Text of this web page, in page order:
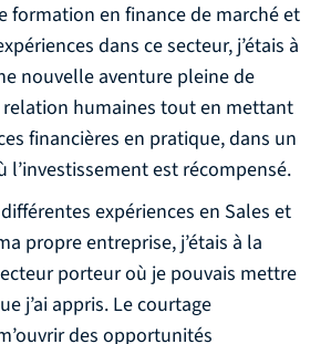
formation en finance de marché et
dans ce secteur, j’étais à
nouvelle aventure pleine de
humaines tout en mettant
financières en pratique, dans un
est récompensé.
expériences en Sales et
propre entreprise, j’étais à la
porteur où je pouvais mettre
j’ai appris. Le courtage
des opportunités